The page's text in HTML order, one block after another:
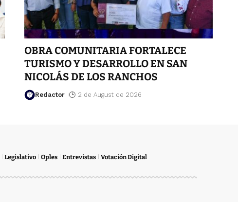
OBRA COMUNITARIA FORTALECE
TURISMO Y DESARROLLO EN SAN
NICOLÁS DE LOS RANCHOS
Redactor 2 de August de 2026
Legislativo Oples Entrevistas Votación Digital